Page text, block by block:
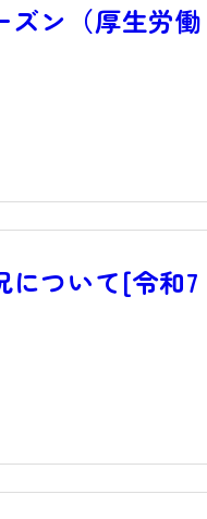
ズン（厚生労働
について[令和7